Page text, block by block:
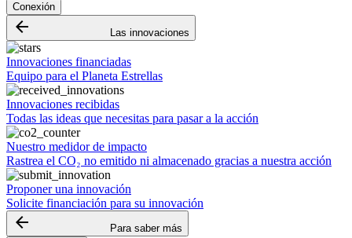
Conexión
arrow_backward Las innovaciones
Innovaciones financiadas
Equipo para el Planeta Estrellas
Innovaciones recibidas
Todas las ideas que necesitas para pasar a la acción
Nuestro medidor de impacto
Rastrea el CO₂ no emitido ni almacenado gracias a nuestra acción
Proponer una innovación
Solicite financiación para su innovación
arrow_backward Para saber más